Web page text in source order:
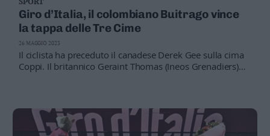
dei
Laghi
Valsugana
Primiero
–
Giro d’Italia, il colombiano Buitrago vince
la tappa delle Tre Cime
Il ciclista ha preceduto il canadese Derek Gee sulla cima
Coppi. Il britannico Geraint Thomas (Ineos Grenadiers)
26 MAGGIO 2023